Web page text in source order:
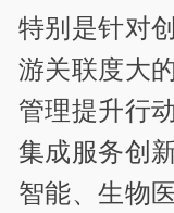
特别是针对
游关联度大
管理提升行
集成服务创
智能、生物